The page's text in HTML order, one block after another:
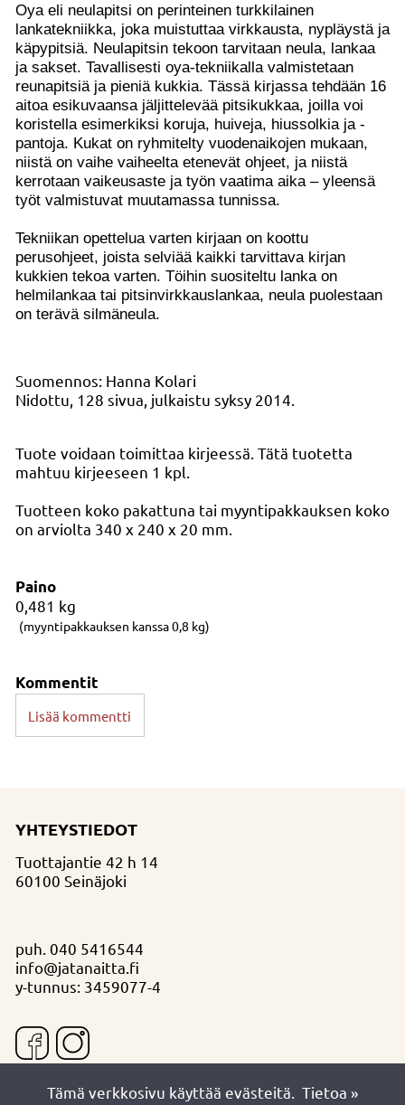
Oya eli neulapitsi on perinteinen turkkilainen
lankatekniikka, joka muistuttaa virkkausta, nypläystä ja
käpypitsiä. Neulapitsin tekoon tarvitaan neula, lankaa
ja sakset. Tavallisesti oya-tekniikalla valmistetaan
reunapitsiä ja pieniä kukkia. Tässä kirjassa tehdään 16
aitoa esikuvaansa jäljittelevää pitsikukkaa, joilla voi
koristella esimerkiksi koruja, huiveja, hiussolkia ja -
pantoja. Kukat on ryhmitelty vuodenaikojen mukaan,
niistä on vaihe vaiheelta etenevät ohjeet, ja niistä
kerrotaan vaikeusaste ja työn vaatima aika – yleensä
työt valmistuvat muutamassa tunnissa.
Tekniikan opettelua varten kirjaan on koottu
perusohjeet, joista selviää kaikki tarvittava kirjan
kukkien tekoa varten. Töihin suositeltu lanka on
helmilankaa tai pitsinvirkkauslankaa, neula puolestaan
on terävä silmäneula.
Suomennos: Hanna Kolari
Nidottu, 128 sivua, julkaistu syksy 2014.
Tuote voidaan toimittaa kirjeessä. Tätä tuotetta
mahtuu kirjeeseen 1 kpl.
Tuotteen koko pakattuna tai myyntipakkauksen koko
on arviolta 340 x 240 x 20 mm.
Paino
0,481 kg
(myyntipakkauksen kanssa 0,8 kg)
Kommentit
Lisää kommentti
YHTEYSTIEDOT
Tuottajantie 42 h 14
60100 Seinäjoki
puh. 040 5416544
info@jatanaitta.fi
y-tunnus: 3459077-4
Tämä verkkosivu käyttää evästeitä. Tietoa »